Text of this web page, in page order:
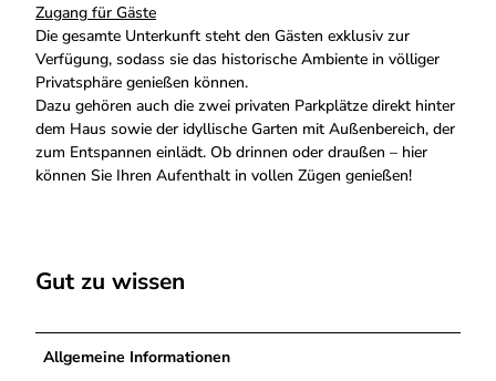
Zugang für Gäste
Die gesamte Unterkunft steht den Gästen exklusiv zur
Verfügung, sodass sie das historische Ambiente in völliger
Privatsphäre genießen können.
Dazu gehören auch die zwei privaten Parkplätze direkt hinter
dem Haus sowie der idyllische Garten mit Außenbereich, der
zum Entspannen einlädt. Ob drinnen oder draußen – hier
können Sie Ihren Aufenthalt in vollen Zügen genießen!
Gut zu wissen
Allgemeine Informationen